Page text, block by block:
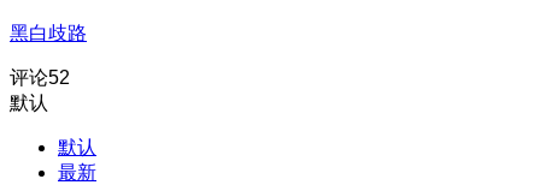
黑白歧路
评论52
默认
默认
最新